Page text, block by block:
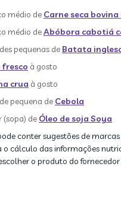
médio de Carne seca
médio deAbóbora cabotiá
pequenas de Batata
à gosto
crua à gosto
pequena de Cebola
(sopa) de Óleo de soja Soya
conter sugestões de
o cálculo das informações
o produto do